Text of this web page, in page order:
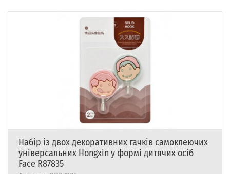
Набір із двох декоративних гачків самоклеючих
універсальних Hongxin у формі дитячих осіб
Face R87835